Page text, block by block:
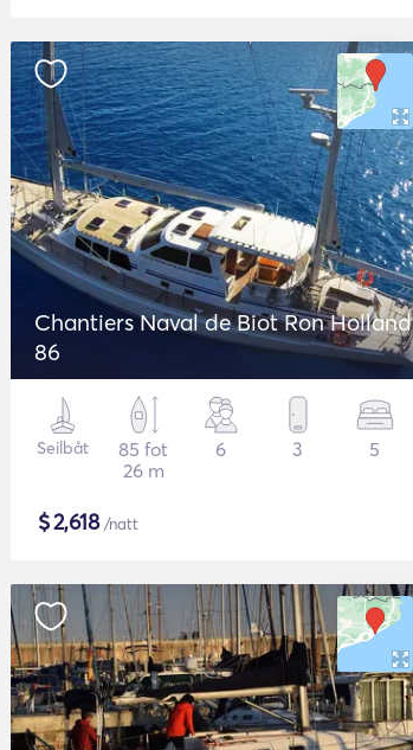
Chantiers Naval de Biot Ron Holland
86
Seilbåt
85 fot
26 m
6 3 5
$2,618/natt